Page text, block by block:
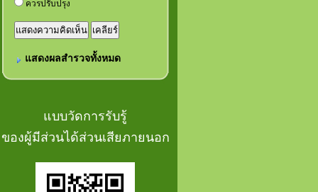
ควรปรับปรุง
แสดงผลสำรวจทั้งหมด
แบบวัดการรับรู้
ของผู้มีส่วนได้ส่วนเสียภายนอก